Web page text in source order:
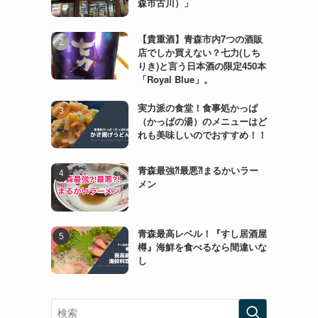
【貴重酒】青森市内7つの酒販
店でしか買えない？七力(しち
りき)と言う日本酒の限定450本
「Royal Blue」。
実力派の食堂！食事処かっぱ
（かっぱの湯）のメニューはど
れも美味しいのでおすすめ！！
青森最強⁈最悪⁈まるかいラー
メン
青森最高レベル！『すし居酒屋
樽』海鮮を食べるなら間違いな
し